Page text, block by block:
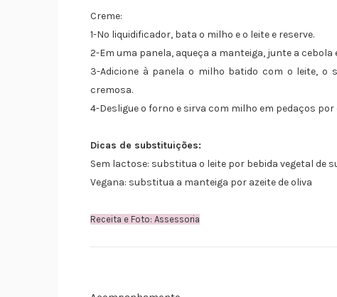
Creme:
1-No liquidificador, bata o milho e o leite e reserve.
2-Em uma panela, aqueça a manteiga, junte a cebola
3-Adicione à panela o milho batido com o leite,
cremosa.
4-Desligue o forno e sirva com milho em pedaços por
Dicas de substituições:
Sem lactose: substitua o leite por bebida vegetal de
Vegana: substitua a manteiga por azeite de oliva
Receita e Foto: Assessoria